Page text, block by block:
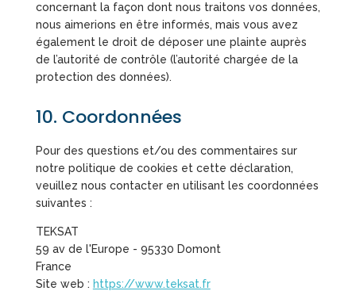
concernant la façon dont nous traitons vos données,
nous aimerions en être informés, mais vous avez
également le droit de déposer une plainte auprès
de l’autorité de contrôle (l’autorité chargée de la
protection des données).
10. Coordonnées
Pour des questions et/ou des commentaires sur
notre politique de cookies et cette déclaration,
veuillez nous contacter en utilisant les coordonnées
suivantes :
TEKSAT
59 av de l'Europe - 95330 Domont
France
Site web : https://www.teksat.fr